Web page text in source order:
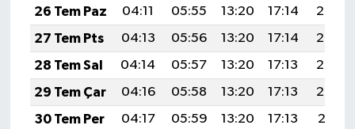
26 Tem Paz
04:11 05:55 13:20 17:14
20:35
27 Tem Pts
04:13 05:56 13:20 17:14
20:34
28 Tem Sal
04:14 05:57 13:20 17:13
20:33
29 Tem Çar
04:16 05:58 13:20 17:13
20:32
30 Tem Per
04:17 05:59 13:20 17:13
20:31